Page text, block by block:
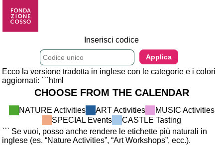
Inserisci codice
Ecco la versione tradotta in inglese con le categorie e i colori
aggiornati: ```html
CHOOSE FROM THE CALENDAR
NATURE Activities ART Activities
MUSIC Activities
SPECIAL Events
CASTLE Tasting
``` Se vuoi, posso anche rendere le etichette più naturali in
inglese (es. “Nature Activities”, “Art Workshops”, ecc.).